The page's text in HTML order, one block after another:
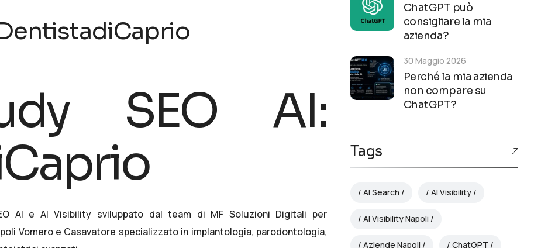
SEO AI:
AI e AI Visibility sviluppato dal team di MF Soluzioni Digitali per
Vomero e Casavatore specializzato in implantologia, parodontologia,
ChatGPT può
consigliare la mia
azienda?
Perché la mia azienda
non compare su
ChatGPT?
30 Maggio 2026
Tags
AI Search AI Visibility
AI Visibility Napoli
Aziende Napoli ChatGPT